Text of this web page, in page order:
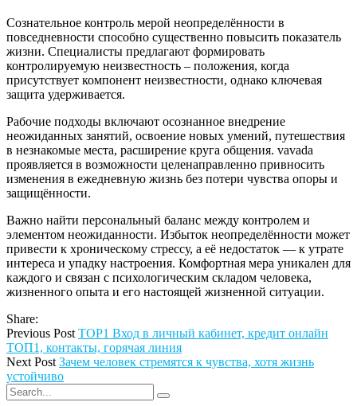
Сознательное контроль мерой неопределённости в
повседневности способно существенно повысить показатель
жизни. Специалисты предлагают формировать
контролируемую неизвестность – положения, когда
присутствует компонент неизвестности, однако ключевая
защита удерживается.
Рабочие подходы включают осознанное внедрение
неожиданных занятий, освоение новых умений, путешествия
в незнакомые места, расширение круга общения. vavada
проявляется в возможности целенаправленно привносить
изменения в ежедневную жизнь без потери чувства опоры и
защищённости.
Важно найти персональный баланс между контролем и
элементом неожиданности. Избыток неопределённости может
привести к хроническому стрессу, а её недостаток — к утрате
интереса и упадку настроения. Комфортная мера уникален для
каждого и связан с психологическим складом человека,
жизненного опыта и его настоящей жизненной ситуации.
Share:
Previous Post TOP1 Вход в личный кабинет, кредит онлайн
ТОП1, контакты, горячая линия
Next Post Зачем человек стремятся к чувства, хотя жизнь
устойчиво